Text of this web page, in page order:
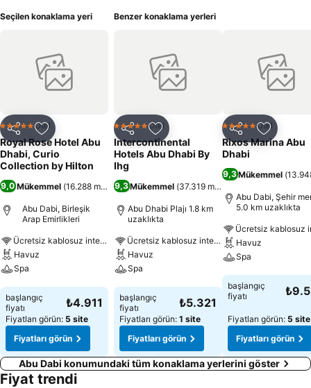
Seçilen konaklama yeri
Paylaş Favorilerime ekle
5 Yıldız Otel
Royal Rose Hotel Abu
Dhabi, Curio
Collection by Hilton
9,0Mükemmel (16.288 misafir puanı)
Abu Dabi, Birleşik
Arap Emirlikleri
Ücretsiz kablosuz internet
Havuz
Spa
Fiyatları görün
başlangıç
fiyatı
₺4.911
Fiyatları görün: 5 site
Fiyatları görün
Benzer konaklama yerleri
Paylaş Favorilerime ekle
5 Yıldız Otel
Intercontinental
Hotels Abu Dhabi By
Ihg
9,3Mükemmel (37.319 misafir puanı
Abu Dhabi Plajı 1.8 km
uzaklıkta
Ücretsiz kablosuz internet
Havuz
Spa
Fiyatları görün
başlangıç
fiyatı
₺5.321
Fiyatları görün: 1 site
Fiyatları görün
Paylaş
5 Yıldız Otel
Rixos Marina Abu
Dhabi
9,3Mükemmel (
Abu Dabi, Şehir
5.0 km uzaklıkta
Havuz
Spa
Fiyatları görün
başlangıç
fiyatı
Fiyatları görün: 5 site
Fiyatları görün
Abu Dabi konumundaki tüm konaklama yerlerini göster
Fiyat trendi